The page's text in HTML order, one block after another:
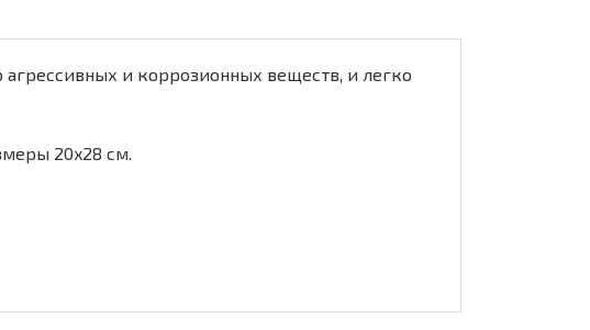
и коррозионных веществ, и легко
20x28 см.